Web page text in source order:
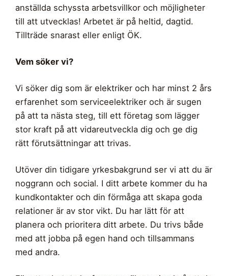
anställda schyssta arbetsvillkor och möjligheter
till att utvecklas! Arbetet är på heltid, dagtid.
Tillträde snarast eller enligt ÖK.
Vem söker vi?
Vi söker dig som är elektriker och har minst 2 års
erfarenhet som serviceelektriker och är sugen
på att ta nästa steg, till ett företag som lägger
stor kraft på att vidareutveckla dig och ge dig
rätt förutsättningar att trivas.
Utöver din tidigare yrkesbakgrund ser vi att du är
noggrann och social. I ditt arbete kommer du ha
kundkontakter och din förmåga att skapa goda
relationer är av stor vikt. Du har lätt för att
planera och prioritera ditt arbete. Du trivs både
med att jobba på egen hand och tillsammans
med andra.